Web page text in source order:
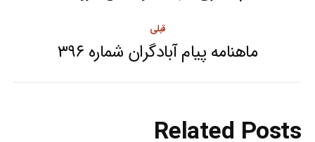
قبلی
Previous
ماهنامه پیام آبادگران شماره ۳۹۶
Related Posts